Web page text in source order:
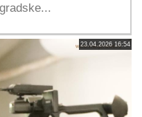
23.04.2026 16:54